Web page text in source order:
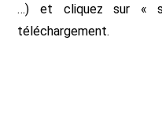
…) et cliquez sur «
téléchargement.